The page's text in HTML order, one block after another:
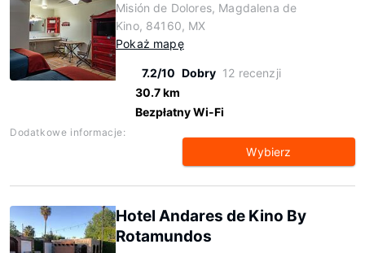
Misión de Dolores, Magdalena de
Kino, 84160, MX
Pokaż mapę
7.2/10 Dobry 12 recenzji
30.7 km
Bezpłatny Wi-Fi
Dodatkowe informacje:
Wybierz
Hotel Andares de Kino By
Rotamundos